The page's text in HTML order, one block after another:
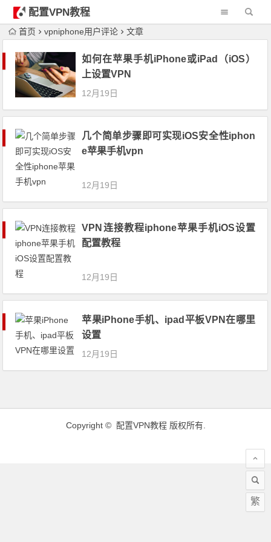
配置VPN教程
首页 vpniphone用户评论 文章
如何在苹果手机iPhone或iPad（iOS）
上设置VPN
12月19日
几个简单步骤即可实现iOS安全性iphon
e苹果手机vpn
12月19日
VPN连接教程iphone苹果手机iOS设置
配置教程
12月19日
苹果iPhone手机、ipad平板VPN在哪里
设置
12月19日
Copyright © 配置VPN教程版权所有.
繁